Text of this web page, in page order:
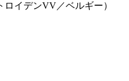
イデンVV／ベルギー）